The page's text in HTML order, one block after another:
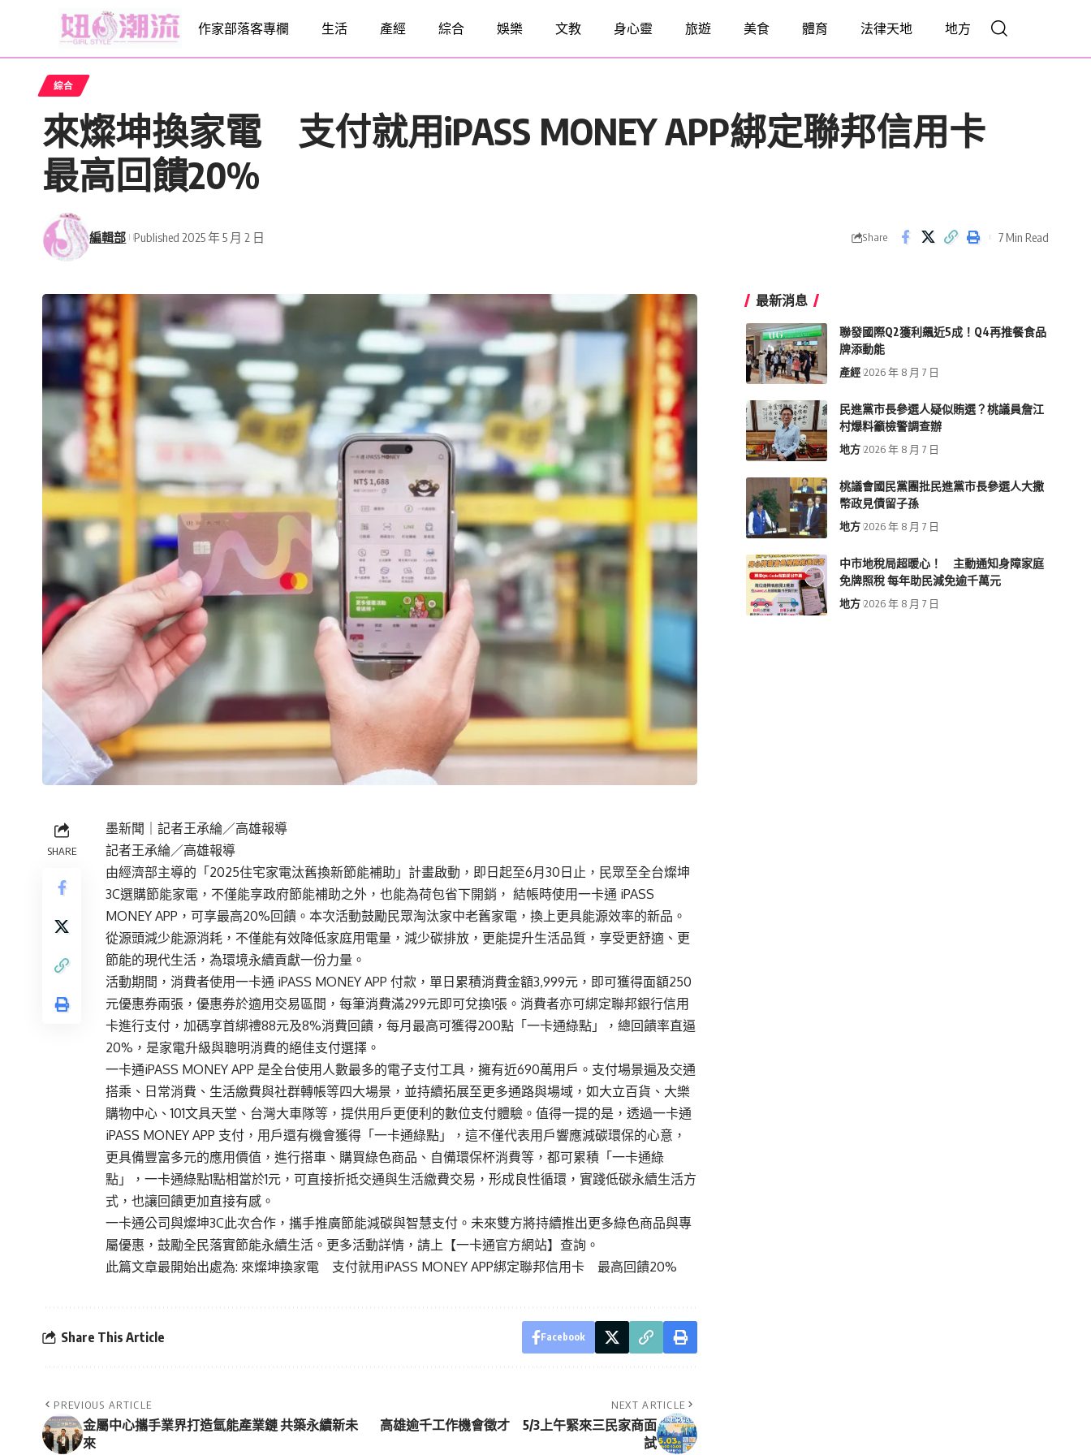
作家部落客專欄 生活 產經 綜合 娛樂 文教 身心靈 旅遊 美食 體育 法律天地 地方
綜合
來燦坤換家電 支付就用iPASS MONEY APP綁定聯邦信用卡
最高回饋20%
編輯部 Published 2025 年 5 月 2 日 Share 7 Min Read
SHARE
墨新聞 ｜記者王承綸／高雄報導
記者王承綸／高雄報導
‍由經濟部主導的「2025住宅家電汰舊換新節能補助」計畫啟動，即日起至6月30日止，民眾至全台燦坤
3C選購節能家電，不僅能享政府節能補助之外，也能為荷包省下開銷， 結帳時使用一卡通 iPASS
MONEY APP，可享最高20%回饋。本次活動鼓勵民眾淘汰家中老舊家電，換上更具能源效率的新品。
從源頭減少能源消耗，不僅能有效降低家庭用電量，減少碳排放，更能提升生活品質，享受更舒適、更
節能的現代生活，為環境永續貢獻一份力量。
活動期間，消費者使用一卡通 iPASS MONEY APP 付款，單日累積消費金額3,999元，即可獲得面額250
元優惠券兩張，優惠券於適用交易區間，每筆消費滿299元即可兌換1張。消費者亦可綁定聯邦銀行信用
卡進行支付，加碼享首綁禮88元及8%消費回饋，每月最高可獲得200點「一卡通綠點」，總回饋率直逼
20%，是家電升級與聰明消費的絕佳支付選擇。
一卡通iPASS MONEY APP 是全台使用人數最多的電子支付工具，擁有近690萬用戶。支付場景遍及交通
搭乘、日常消費、生活繳費與社群轉帳等四大場景，並持續拓展至更多通路與場域，如大立百貨、大樂
購物中心、101文具天堂、台灣大車隊等，提供用戶更便利的數位支付體驗。值得一提的是，透過一卡通
iPASS MONEY APP 支付，用戶還有機會獲得「一卡通綠點」，這不僅代表用戶響應減碳環保的心意，
更具備豐富多元的應用價值，進行搭車、購買綠色商品、自備環保杯消費等，都可累積「一卡通綠
點」，一卡通綠點1點相當於1元，可直接折抵交通與生活繳費交易，形成良性循環，實踐低碳永續生活方
式，也讓回饋更加直接有感。
一卡通公司與燦坤3C此次合作，攜手推廣節能減碳與智慧支付。未來雙方將持續推出更多綠色商品與專
屬優惠，鼓勵全民落實節能永續生活。更多活動詳情，請上【一卡通官方網站】查詢。
此篇文章最開始出處為: 來燦坤換家電 支付就用iPASS MONEY APP綁定聯邦信用卡 最高回饋20%
Share This Article Facebook
PREVIOUS ARTICLE
金屬中心攜手業界打造氫能產業鏈 共築永續新未
來
NEXT ARTICLE
高雄逾千工作機會徵才 5/3上午緊來三民家商面
試
最新消息
聯發國際Q2獲利飆近5成！Q4再推餐食品
牌添動能
產經 2026 年 8 月 7 日
民進黨市長參選人疑似賄選？桃議員詹江
村爆料籲檢警調查辦
地方 2026 年 8 月 7 日
桃議會國民黨團批民進黨市長參選人大撒
幣政見債留子孫
地方 2026 年 8 月 7 日
中市地稅局超暖心！ 主動通知身障家庭
免牌照稅 每年助民減免逾千萬元
地方 2026 年 8 月 7 日